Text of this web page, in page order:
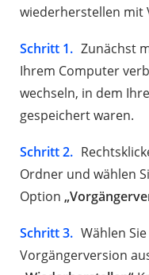
wiederherstellen mit
Schritt 1. Zunächst
Ihrem Computer
wechseln, in dem
gespeichert waren.
Schritt 2.
Ordner und wählen
Option
Schritt 3. Wählen
Vorgängerversion